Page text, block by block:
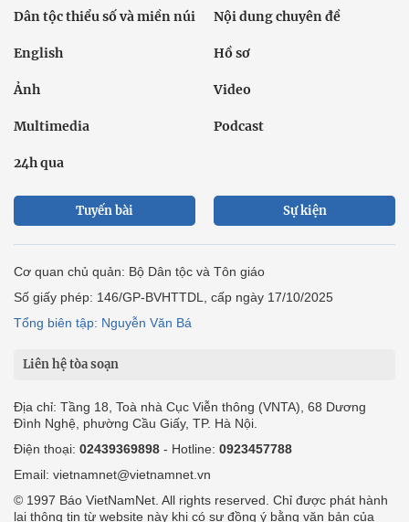
Dân tộc thiểu số và miền núi Nội dung chuyên đề
English Hồ sơ
Ảnh Video
Multimedia Podcast
24h qua
Tuyến bài Sự kiện
Cơ quan chủ quản: Bộ Dân tộc và Tôn giáo
Số giấy phép: 146/GP-BVHTTDL, cấp ngày 17/10/2025
Tổng biên tập: Nguyễn Văn Bá
Liên hệ tòa soạn
Địa chỉ: Tầng 18, Toà nhà Cục Viễn thông (VNTA), 68 Dương
Đình Nghệ, phường Cầu Giấy, TP. Hà Nội.
Điện thoại: 02439369898 - Hotline: 0923457788
Email: vietnamnet@vietnamnet.vn
© 1997 Báo VietNamNet. All rights reserved. Chỉ được phát hành
lại thông tin từ website này khi có sự đồng ý bằng văn bản của